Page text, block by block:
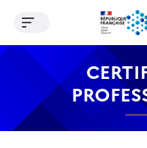
Contenu Recherche
Ouvrir le menu de